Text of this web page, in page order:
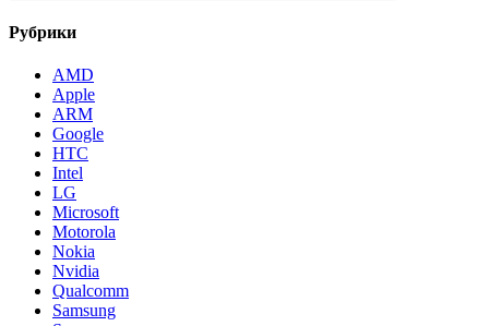
Рубрики
AMD
Apple
ARM
Google
HTC
Intel
LG
Microsoft
Motorola
Nokia
Nvidia
Qualcomm
Samsung